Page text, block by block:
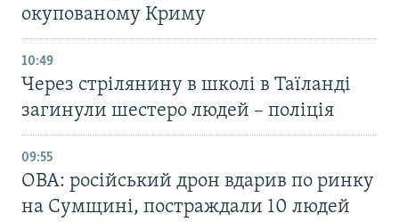
окупованому Криму
10:49
Через стрілянину в школі в Таїланді
загинули шестеро людей – поліція
09:55
ОВА: російський дрон вдарив по ринку
на Сумщині, постраждали 10 людей